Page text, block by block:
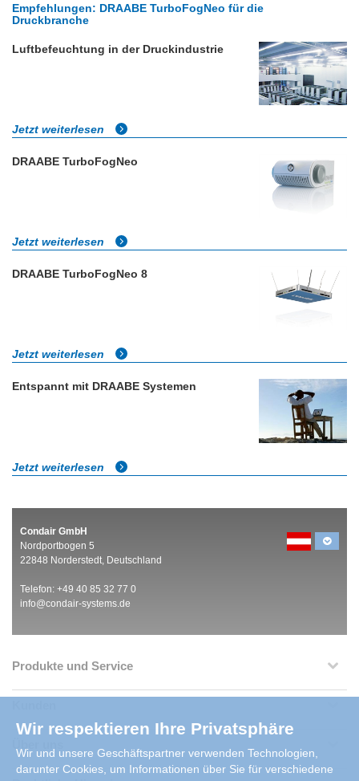
Empfehlungen: DRAABE TurboFogNeo für die
Druckbranche
Luftbefeuchtung in der Druckindustrie
Jetzt weiterlesen
DRAABE TurboFogNeo
Jetzt weiterlesen
DRAABE TurboFogNeo 8
Jetzt weiterlesen
Entspannt mit DRAABE Systemen
Jetzt weiterlesen
Condair GmbH
Nordportbogen 5
22848 Norderstedt, Deutschland
Telefon: +49 40 85 32 77 0
info@condair-systems.de
Produkte und Service
Wir respektieren Ihre Privatsphäre
Wir und unsere Geschäftspartner verwenden Technologien,
darunter Cookies, um Informationen über Sie für verschiedene